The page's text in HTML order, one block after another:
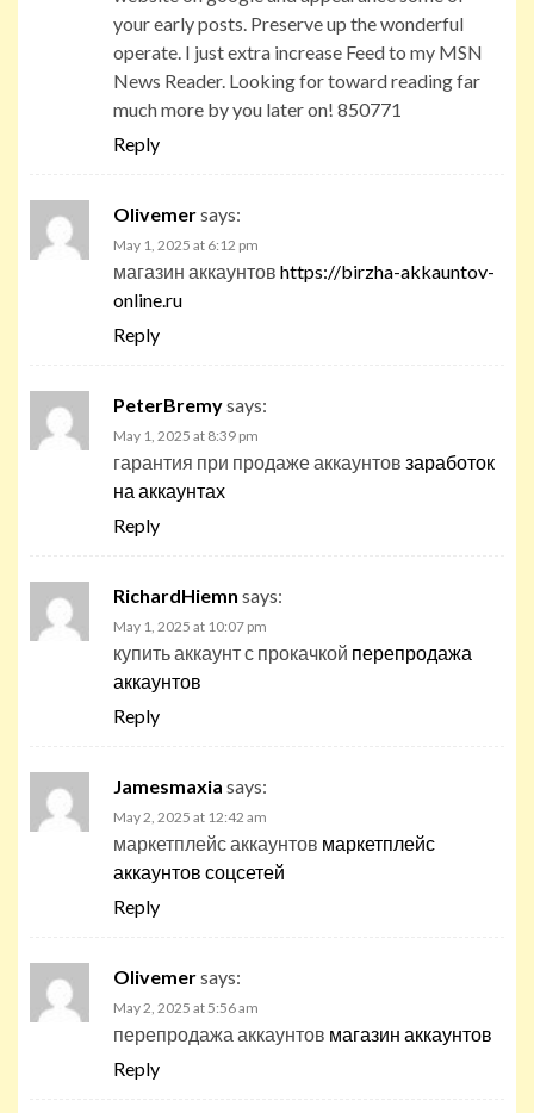
your early posts. Preserve up the wonderful
operate. I just extra increase Feed to my MSN
News Reader. Looking for toward reading far
much more by you later on! 850771
Reply
Olivemersays:
May 1, 2025 at 6:12 pm
магазин аккаунтов https://birzha-akkauntov-
online.ru
Reply
PeterBremysays:
May 1, 2025 at 8:39 pm
гарантия при продаже аккаунтов заработок
на аккаунтах
Reply
RichardHiemn says:
May 1, 2025 at 10:07 pm
купить аккаунт с прокачкой перепродажа
аккаунтов
Reply
Jamesmaxia says:
May 2, 2025 at 12:42 am
маркетплейс аккаунтов маркетплейс
аккаунтов соцсетей
Reply
Olivemersays:
May 2, 2025 at 5:56 am
перепродажа аккаунтов магазин аккаунтов
Reply